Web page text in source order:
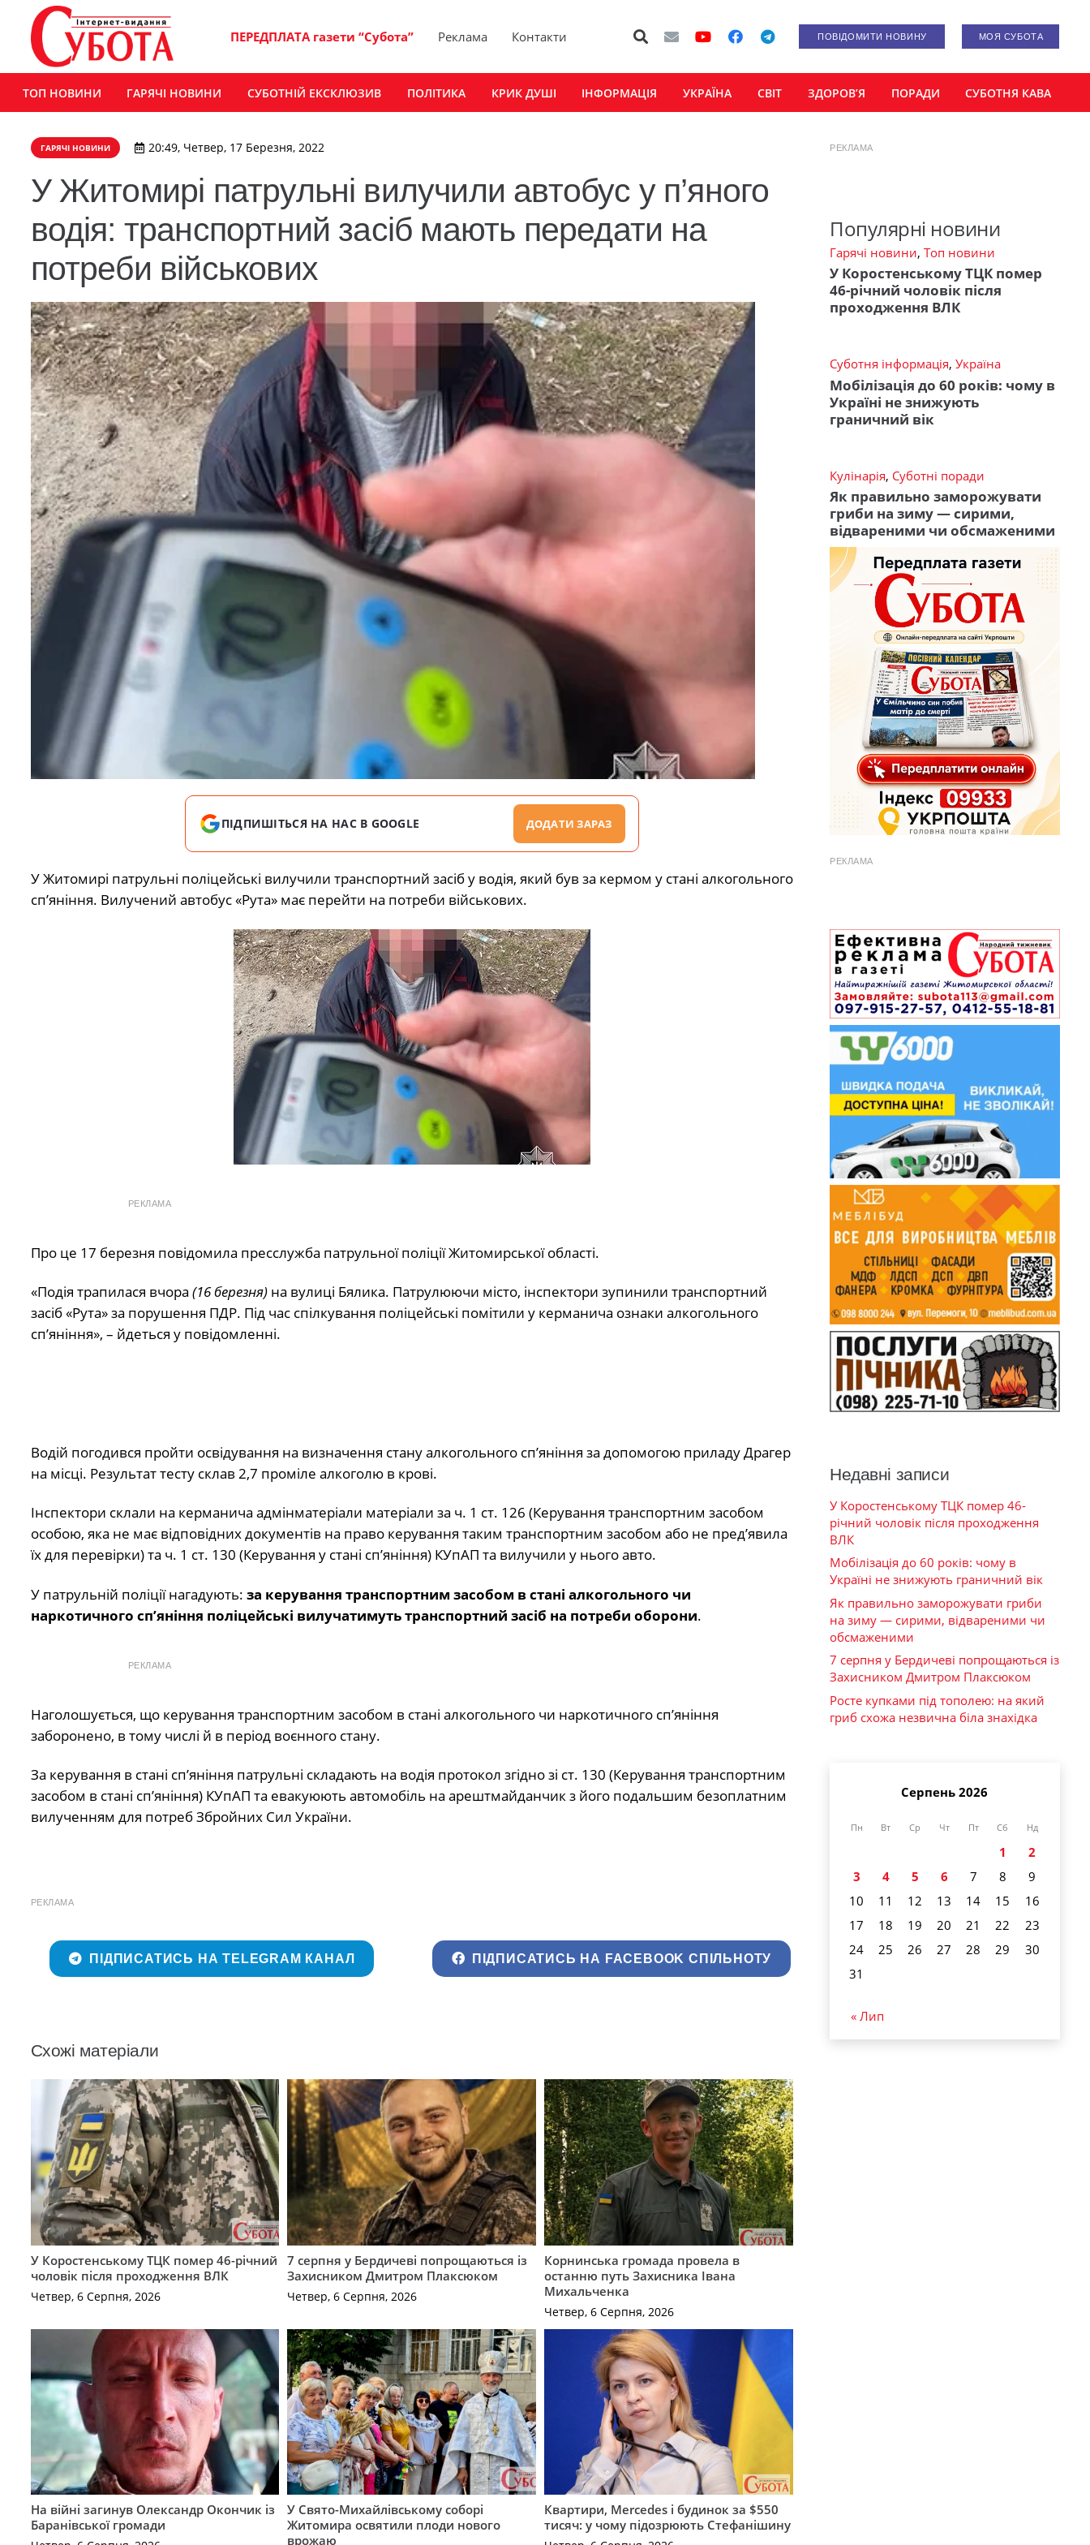
ПЕРЕДПЛАТА газети “Субота” Реклама Контакти ПОВІДОМИТИ НОВИНУ МОЯ СУБОТА
ТОП НОВИНИ ГАРЯЧІ НОВИНИ СУБОТНІЙ ЕКСКЛЮЗИВ ПОЛІТИКА КРИК ДУШІ ІНФОРМАЦІЯ УКРАЇНА СВІТ ЗДОРОВ’Я ПОРАДИ СУБОТНЯ КАВА
ГАРЯЧІ НОВИНИ 20:49, Четвер, 17 Березня, 2022
У Житомирі патрульні вилучили автобус у п’яного
водія: транспортний засіб мають передати на
потреби військових
ПІДПИШІТЬСЯ НА НАС В GOOGLE ДОДАТИ ЗАРАЗ
У Житомирі патрульні поліцейські вилучили транспортний засіб у водія, який був за кермом у стані алкогольного
сп’яніння. Вилучений автобус «Рута» має перейти на потреби військових.
РЕКЛАМА
Про це 17 березня повідомила пресслужба патрульної поліції Житомирської області.
«Подія трапилася вчора (16 березня)на вулиці Бялика. Патрулюючи місто, інспектори зупинили транспортний
засіб «Рута» за порушення ПДР. Під час спілкування поліцейські помітили у керманича ознаки алкогольного
сп’яніння», – йдеться у повідомленні.
Водій погодився пройти освідування на визначення стану алкогольного сп’яніння за допомогою приладу Драгер
на місці. Результат тесту склав 2,7 проміле алкоголю в крові.
Інспектори склали на керманича адмінматеріали матеріали за ч. 1 ст. 126 (Керування транспортним засобом
особою, яка не має відповідних документів на право керування таким транспортним засобом або не пред’явила
їх для перевірки) та ч. 1 ст. 130 (Керування у стані сп’яніння) КУпАП та вилучили у нього авто.
У патрульній поліції нагадують: за керування транспортним засобом в стані алкогольного чи
наркотичного сп’яніння поліцейські вилучатимуть транспортний засіб на потреби оборони.
РЕКЛАМА
Наголошується, що керування транспортним засобом в стані алкогольного чи наркотичного сп’яніння
заборонено, в тому числі й в період воєнного стану.
За керування в стані сп’яніння патрульні складають на водія протокол згідно зі ст. 130 (Керування транспортним
засобом в стані сп’яніння) КУпАП та евакуюють автомобіль на арештмайданчик з його подальшим безоплатним
вилученням для потреб Збройних Сил України.
РЕКЛАМА
ПІДПИСАТИСЬ НА TELEGRAM КАНАЛ ПІДПИСАТИСЬ НА FACEBOOK СПІЛЬНОТУ
Схожі матеріали
У Коростенському ТЦК помер 46-річний
чоловік після проходження ВЛК
Четвер, 6 Серпня, 2026
7 серпня у Бердичеві попрощаються із
Захисником Дмитром Плаксюком
Четвер, 6 Серпня, 2026
Корнинська громада провела в
останню путь Захисника Івана
Михальченка
Четвер, 6 Серпня, 2026
На війні загинув Олександр Окончик із
Баранівської громади
У Свято-Михайлівському соборі
Житомира освятили плоди нового
врожаю
Квартири, Mercedes і будинок за $550
тисяч: у чому підозрюють Стефанішину
РЕКЛАМА
Популярні новини
Гарячі новини, Топ новини
У Коростенському ТЦК помер
46-річний чоловік після
проходження ВЛК
Суботня інформація, Україна
Мобілізація до 60 років: чому в
Україні не знижують
граничний вік
Кулінарія, Суботні поради
Як правильно заморожувати
гриби на зиму — сирими,
відвареними чи обсмаженими
РЕКЛАМА
Недавні записи
У Коростенському ТЦК помер 46-
річний чоловік після проходження
ВЛК
Мобілізація до 60 років: чому в
Україні не знижують граничний вік
Як правильно заморожувати гриби
на зиму — сирими, відвареними чи
обсмаженими
7 серпня у Бердичеві попрощаються із
Захисником Дмитром Плаксюком
Росте купками під тополею: на який
гриб схожа незвична біла знахідка
Серпень 2026
Пн Вт Ср Чт Пт Сб Нд
1
2
3
4 5 6 7 8
9
10
11 12 13 14 15
16
17
18 19 20 21 22
23
24
25 26 27 28 29
30
31
« Лип